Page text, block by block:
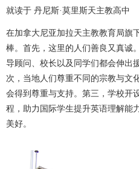
就读于 丹尼斯·莫里斯天主教高中
在加拿大尼亚加拉天主教教育局旗
棒。首先，这里的人们善良又真诚
导顾问、校长以及同学们都会伸出
次，当地人们尊重不同的宗教与文
会得到尊重与支持。第三，学校开
程，助力国际学生提升英语理解能
美好。